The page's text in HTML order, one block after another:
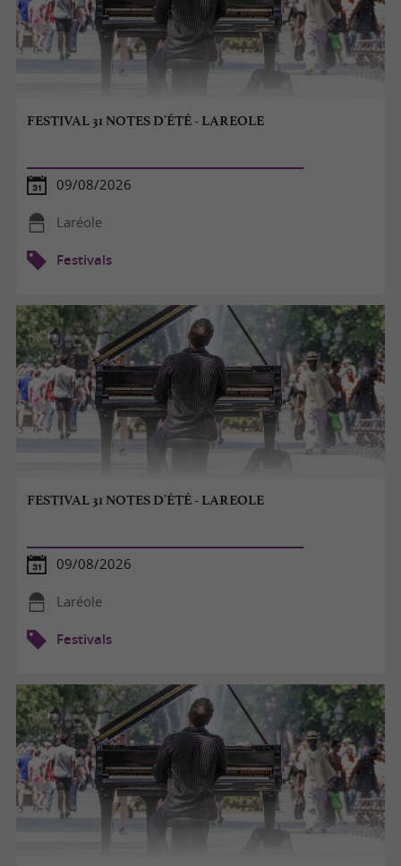
FESTIVAL 31 NOTES D'ÉTÉ - LAREOLE
09/08/2026
Laréole
Festivals
FESTIVAL 31 NOTES D'ÉTÉ - LAREOLE
09/08/2026
Laréole
Festivals